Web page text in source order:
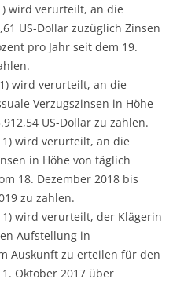
wird verurteilt, an die
US-Dollar zuzüglich Zinsen
pro Jahr seit dem 19.
wird verurteilt, an die
Verzugszinsen in Höhe
US-Dollar zu zahlen.
1) wird verurteilt, an die
in Höhe von täglich
18. Dezember 2018 bis
zu zahlen.
1) wird verurteilt, der Klägerin
Aufstellung in
Auskunft zu erteilen für den
Oktober 2017 über